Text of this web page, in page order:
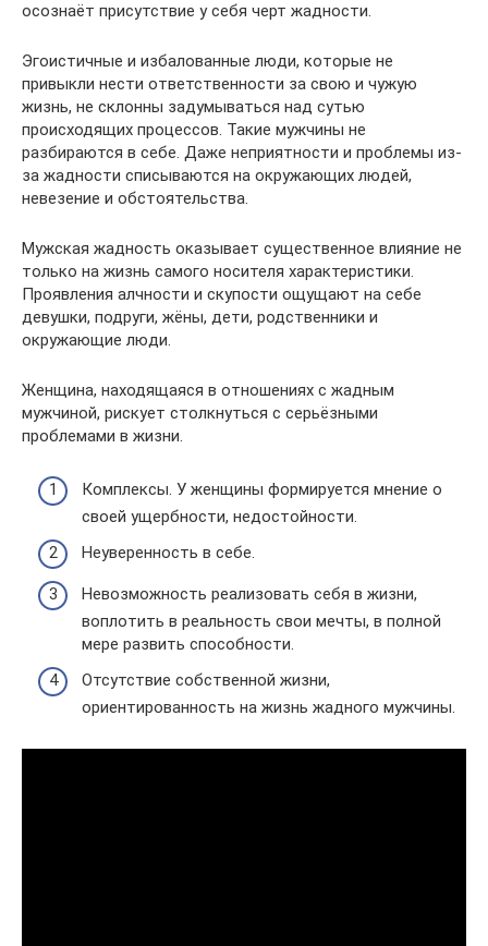
осознаёт присутствие у себя черт жадности.
Эгоистичные и избалованные люди, которые не
привыкли нести ответственности за свою и чужую
жизнь, не склонны задумываться над сутью
происходящих процессов. Такие мужчины не
разбираются в себе. Даже неприятности и проблемы из-
за жадности списываются на окружающих людей,
невезение и обстоятельства.
Мужская жадность оказывает существенное влияние не
только на жизнь самого носителя характеристики.
Проявления алчности и скупости ощущают на себе
девушки, подруги, жёны, дети, родственники и
окружающие люди.
Женщина, находящаяся в отношениях с жадным
мужчиной, рискует столкнуться с серьёзными
проблемами в жизни.
Комплексы. У женщины формируется мнение о
своей ущербности, недостойности.
Неуверенность в себе.
Невозможность реализовать себя в жизни,
воплотить в реальность свои мечты, в полной
мере развить способности.
Отсутствие собственной жизни,
ориентированность на жизнь жадного мужчины.